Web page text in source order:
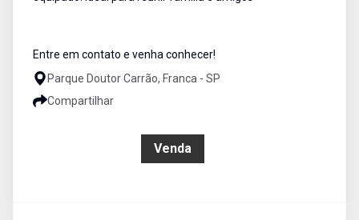
Entre em contato e venha conhecer!
Parque Doutor Carrão, Franca - SP
Compartilhar
Venda